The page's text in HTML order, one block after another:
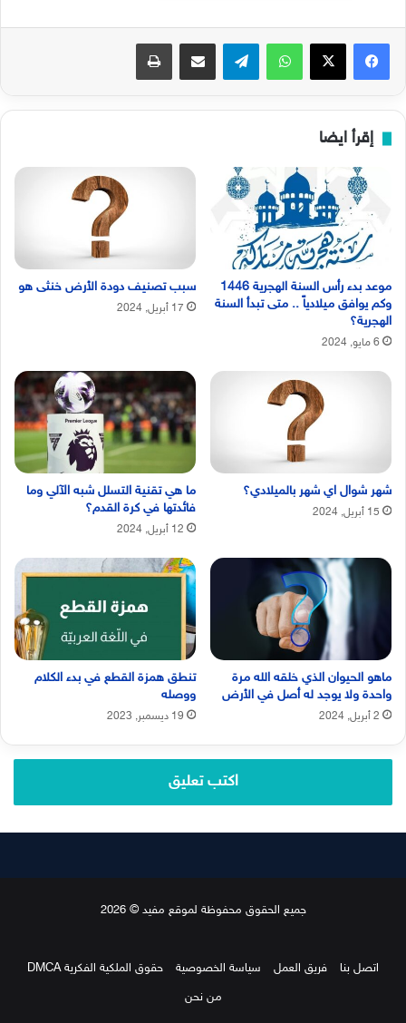
فيسبوك‫X واتساب تيلقرام مشاركة عبر البريد طباعة
إقرأ ايضا
موعد بدء رأس السنة الهجرية 1446
وكم يوافق ميلادياً .. متى تبدأ السنة
الهجرية؟
6 مايو, 2024
سبب تصنيف دودة الأرض خنثى هو
17 أبريل, 2024
شهر شوال اي شهر بالميلادي؟
15 أبريل, 2024
ما هي تقنية التسلل شبه الآلي وما
فائدتها في كرة القدم؟
12 أبريل, 2024
ماهو الحيوان الذي خلقه الله مرة
واحدة ولا يوجد له أصل في الأرض
2 أبريل, 2024
تنطق همزة القطع في بدء الكلام
ووصله
19 ديسمبر, 2023
اكتب تعليق
جميع الحقوق محفوظة لموقع مفيد © 2026
اتصل بنا فريق العمل سياسة الخصوصية
حقوق الملكية الفكرية DMCA
من نحن